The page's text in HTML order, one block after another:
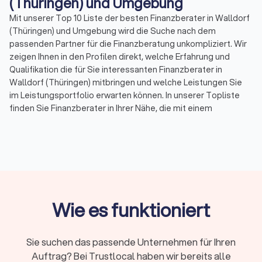
Mit unserer Top 10 Liste der besten Finanzberater in Walldorf
(Thüringen) und Umgebung wird die Suche nach dem
passenden Partner für die Finanzberatung unkompliziert. Wir
zeigen Ihnen in den Profilen direkt, welche Erfahrung und
Qualifikation die für Sie interessanten Finanzberater in
Walldorf (Thüringen) mitbringen und welche Leistungen Sie
im Leistungsportfolio erwarten können. In unserer Topliste
finden Sie Finanzberater in Ihrer Nähe, die mit einem
Versicherungen, für Rente & Altersvorsorge, für
die Unternehmensberatung auf einen Blick aussuchen und die
besten Finanzberater in Walldorf (Thüringen) und Umgebung
Wie es funktioniert
Sie suchen das passende Unternehmen für Ihren
Auftrag? Bei Trustlocal haben wir bereits alle